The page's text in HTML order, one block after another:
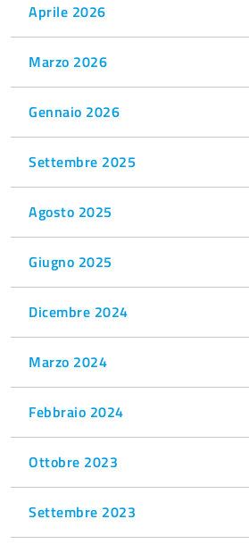
Aprile 2026
Marzo 2026
Gennaio 2026
Settembre 2025
Agosto 2025
Giugno 2025
Dicembre 2024
Marzo 2024
Febbraio 2024
Ottobre 2023
Settembre 2023